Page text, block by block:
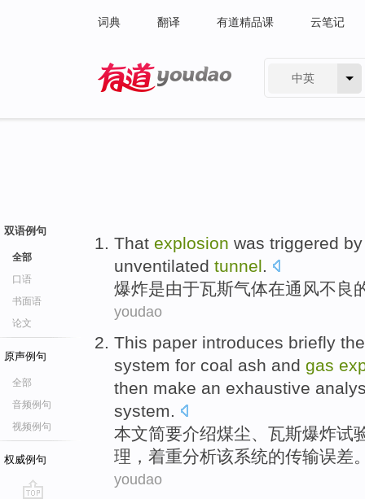
词典 翻译 有道精品课 云笔记
中英
双语例句
全部
口语
书面语
论文
原声例句
全部
音频例句
视频例句
权威例句
That explosion was triggered
unventilated tunnel.
爆炸是由于瓦斯气体在通风不良
youdao
This paper introduces briefly the
system for coal ash and gas
then make an exhaustive
system.
本文简要介绍煤尘、 瓦斯爆炸试
理 ， 着重分析该系统的传输误差
youdao